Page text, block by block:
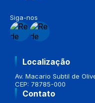
Siga-nos
Localização
Av. Macario Subtil de
CEP: 78785-000
Contato